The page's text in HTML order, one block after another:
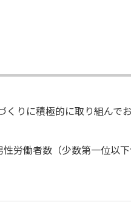
りに積極的に取り組んで
労働者数（少数第一位以下